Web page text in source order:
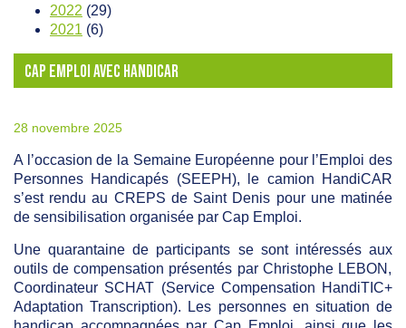
2022 (29)
2021 (6)
CAP EMPLOI AVEC HANDICAR
28 novembre 2025
A l’occasion de la Semaine Européenne pour l’Emploi des
Personnes Handicapés (SEEPH), le camion HandiCAR
s’est rendu au CREPS de Saint Denis pour une matinée
de sensibilisation organisée par Cap Emploi.
Une quarantaine de participants se sont intéressés aux
outils de compensation présentés par Christophe LEBON,
Coordinateur SCHAT (Service Compensation HandiTIC+
Adaptation Transcription). Les personnes en situation de